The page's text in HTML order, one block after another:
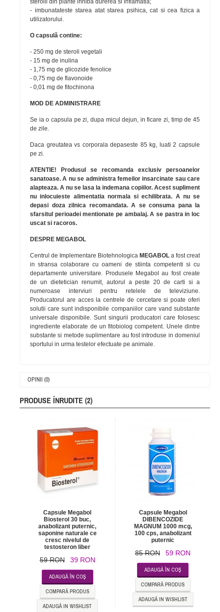
sterolii din plante inhiba durerea si inflamatia;
- imbunatateste starea atat starea psihica, cat si cea fizica a
utilizatorului.
O capsulă contine:
- 250 mg de steroli vegetali
- 15 mg de inulina
- 1,75 mg de glicozide fenolice
- 0,75 mg de flavonoide
- 0,01 mg de fitochinona
MOD DE ADMINISTRARE
Se ia o capsula pe zi, dupa micul dejun, in ficare zi, timp de 45
de zile.
Daca greutatea vs corporala depaseste 85 kg, luati 2 capsule
pe zi.
ATENTIE! Produsul se recomanda exclusiv persoanelor
sanatoase. A nu se administra femeilor insarcinate sau care
alapteaza. A nu se lasa la indemana copiilor. Acest supliment
nu inlocuieste alimentatia normala si echilibrata. A nu se
depasi doza zilnica recomandata. A se consuma pana la
sfarsitul perioadei mentionate pe ambalaj. A se pastra in loc
uscat si racoros.
DESPRE MEGABOL
Centrul de Implementare Biotehnologica MEGABOL a fost creat
in stransa colaborare cu oameni de stiinta competenti si cu
departamente universitare. Produsele Megabol au fost create
de un dietetician renumit, autorul a peste 20 de carti si a
numeroase interviuri pentru retelele de televiziune.
Producatorul are acces la centrele de cercetare si poate oferi
solutii care sunt indisponibile companiilor care vand substante
universale disponibile. Sunt singurii producatori care folosesc
ingrediente elaborate de un fitobiolog competent. Unele dintre
substante si metode suplimentare au fost introduse in domeniul
sportului in urma testelor efectuate pe animale.
OPINII (0)
PRODUSE ÎNRUDITE (2)
Capsule Megabol
Biosterol 30 buc,
anabolizant puternic,
saponine naturale ce
cresc nivelul de
testosteron liber
59 RON 39 RON
ADAUGĂ ÎN COŞ
COMPARĂ PRODUS
ADAUGĂ IN WISHLIST
Capsule Megabol
DIBENCOZIDE
MAGNUM 1000 mcg,
100 cps, anabolizant
puternic
85 RON 59 RON
ADAUGĂ ÎN COŞ
COMPARĂ PRODUS
ADAUGĂ IN WISHLIST